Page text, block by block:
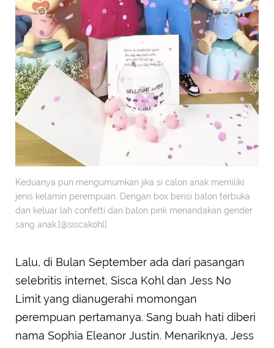
Keduanya pun mengumumkan jika si calon anak memiliki
jenis kelamin perempuan. Dengan box berisi balon terbuka
dan keluar lah confetti dan balon pink menandakan gender
sang anak.[@siscakohl]
Lalu, di Bulan September ada dari pasangan
selebritis internet, Sisca Kohl dan Jess No
Limit yang dianugerahi momongan
perempuan pertamanya. Sang buah hati diberi
nama Sophia Eleanor Justin. Menariknya, Jess